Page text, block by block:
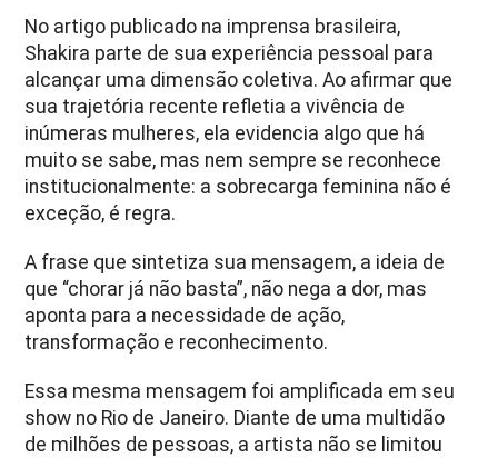
No artigo publicado na imprensa brasileira,
Shakira parte de sua experiência pessoal para
alcançar uma dimensão coletiva. Ao afirmar que
sua trajetória recente refletia a vivência de
inúmeras mulheres, ela evidencia algo que há
muito se sabe, mas nem sempre se reconhece
institucionalmente: a sobrecarga feminina não é
exceção, é regra.
A frase que sintetiza sua mensagem, a ideia de
que “chorar já não basta”, não nega a dor, mas
aponta para a necessidade de ação,
transformação e reconhecimento.
Essa mesma mensagem foi amplificada em seu
show no Rio de Janeiro. Diante de uma multidão
de milhões de pessoas, a artista não se limitou